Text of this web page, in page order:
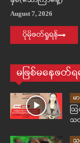
August 7, 2026
ပိုမိုဖတ်ရှုရန်
မဖြစ်မနေဖတ်
မ
ဩ
သ
သ